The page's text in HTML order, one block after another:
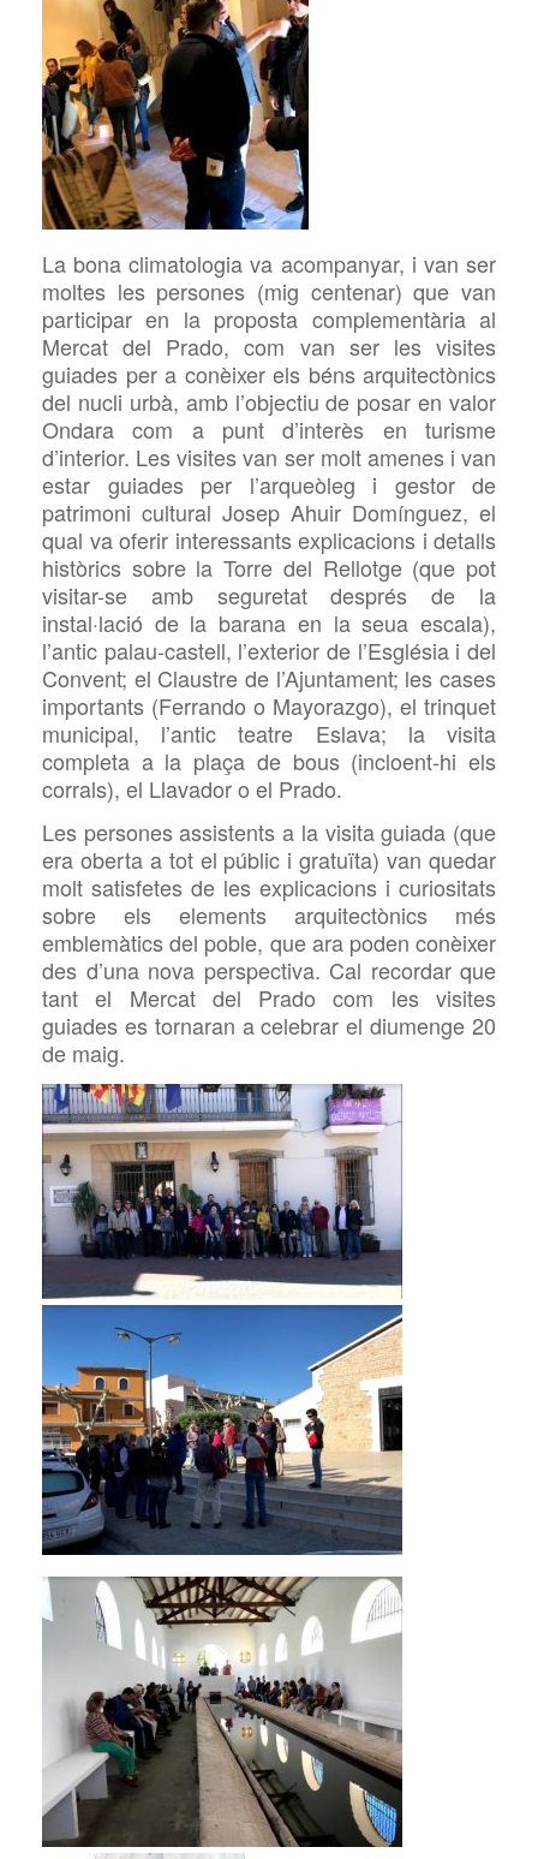
La bona climatologia va acompanyar, i van ser
moltes les persones (mig centenar) que van
participar en la proposta complementària al
Mercat del Prado, com van ser les visites
guiades per a conèixer els béns arquitectònics
del nucli urbà, amb l’objectiu de posar en valor
Ondara com a punt d’interès en turisme
d’interior. Les visites van ser molt amenes i van
estar guiades per l’arqueòleg i gestor de
patrimoni cultural Josep Ahuir Domínguez, el
qual va oferir interessants explicacions i detalls
històrics sobre la Torre del Rellotge (que pot
visitar-se amb seguretat després de la
instal·lació de la barana en la seua escala),
l’antic palau-castell, l’exterior de l’Església i del
Convent; el Claustre de l’Ajuntament; les cases
importants (Ferrando o Mayorazgo), el trinquet
municipal, l’antic teatre Eslava; la visita
completa a la plaça de bous (incloent-hi els
corrals), el Llavador o el Prado.
Les persones assistents a la visita guiada (que
era oberta a tot el públic i gratuïta) van quedar
molt satisfetes de les explicacions i curiositats
sobre els elements arquitectònics més
emblemàtics del poble, que ara poden conèixer
des d’una nova perspectiva. Cal recordar que
tant el Mercat del Prado com les visites
guiades es tornaran a celebrar el diumenge 20
de maig.